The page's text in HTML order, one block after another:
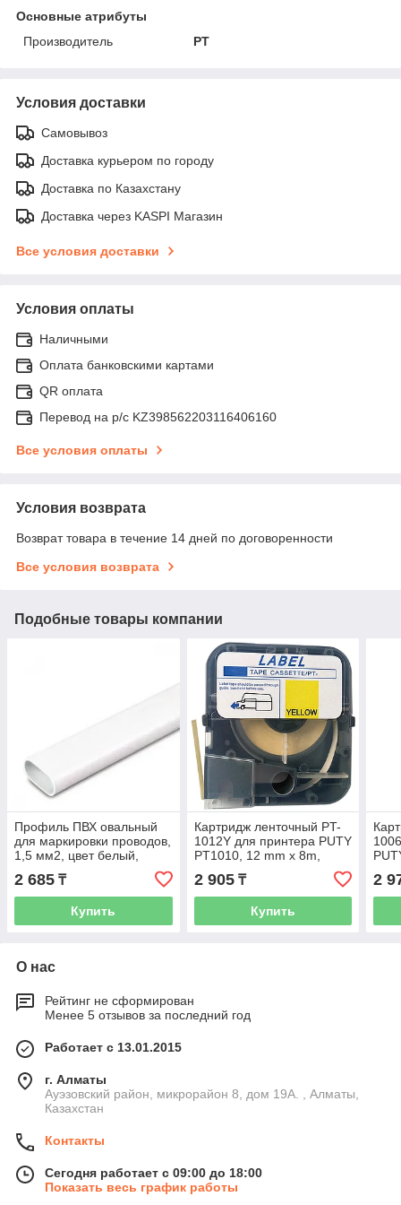
Основные атрибуты
Производитель
PT
Условия доставки
Самовывоз
Доставка курьером по городу
Доставка по Казахстану
Доставка через KASPI Магазин
Все условия доставки
Условия оплаты
Наличными
Оплата банковскими картами
QR оплата
Перевод на р/с KZ398562203116406160
Все условия оплаты
Условия возврата
Возврат товара в течение 14 дней по договоренности
Все условия возврата
Подобные товары компании
Профиль ПВХ овальный
для маркировки проводов,
1,5 мм2, цвет белый,
2 685 ₸
Купить
Картридж ленточный PT-
1012Y для принтера PUTY
PT1010, 12 mm x 8m,
2 905₸
Купить
2
О нас
Рейтинг не сформирован
Менее 5 отзывов за последний год
Работает с 13.01.2015
г. Алматы
Ауэзовский район, микрорайон 8, дом 19А. , Алматы,
Казахстан
Контакты
Сегодня работает с 09:00 до 18:00
Показать весь график работы